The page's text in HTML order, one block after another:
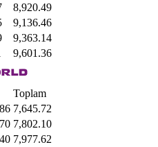
8,920.49
9,136.46
9,363.14
9,601.36
Toplam
7,645.72
7,802.10
7,977.62